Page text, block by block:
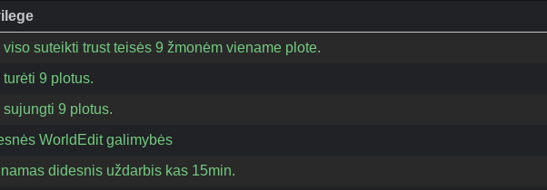
viso suteikti trust teisės 9 žmonėm viename plote.
turėti 9 plotus.
sujungti 9 plotus.
WorldEdit galimybės
didesnis uždarbis kas 15min.